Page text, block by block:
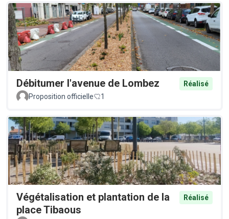
Débitumer l'avenue de Lombez
Réalisé
Proposition officielle
1
Végétalisation et plantation de la
place Tibaous
Réalisé